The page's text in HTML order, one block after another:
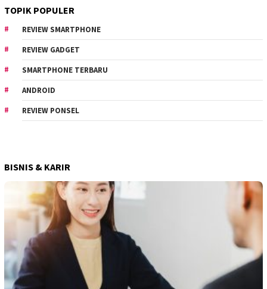
TOPIK POPULER
REVIEW SMARTPHONE
REVIEW GADGET
SMARTPHONE TERBARU
ANDROID
REVIEW PONSEL
BISNIS & KARIR